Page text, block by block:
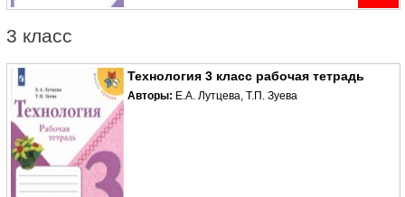
3 класс
Технология 3 класс рабочая тетрадь
Авторы: Е.А. Лутцева, Т.П. Зуева